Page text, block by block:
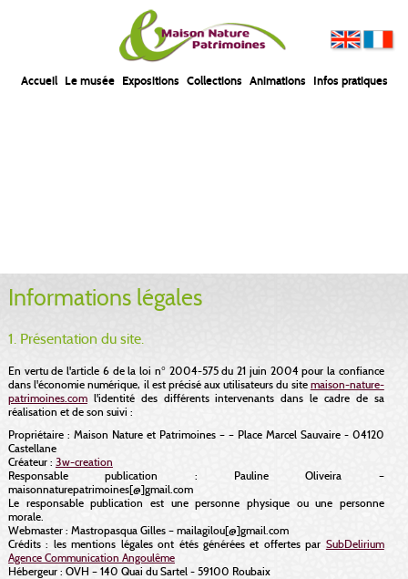
Accueil Le musée Expositions Collections Animations Infos pratiques
Informations légales
1. Présentation du site.
En vertu de l'article 6 de la loi n° 2004-575 du 21 juin 2004 pour la confiance
dans l'économie numérique, il est précisé aux utilisateurs du site maison-nature-
patrimoines.coml'identité des différents intervenants dans le cadre de sa
réalisation et de son suivi :
Propriétaire : Maison Nature et Patrimoines – – Place Marcel Sauvaire - 04120
Castellane
Créateur : 3w-creation
Responsable publication : Pauline Oliveira –
maisonnaturepatrimoines[@]gmail.com
Le responsable publication est une personne physique ou une personne
morale.
Webmaster : Mastropasqua Gilles – mailagilou[@]gmail.com
Crédits : les mentions légales ont étés générées et offertes par SubDelirium
Agence Communication Angoulême
Hébergeur : OVH – 140 Quai du Sartel - 59100 Roubaix